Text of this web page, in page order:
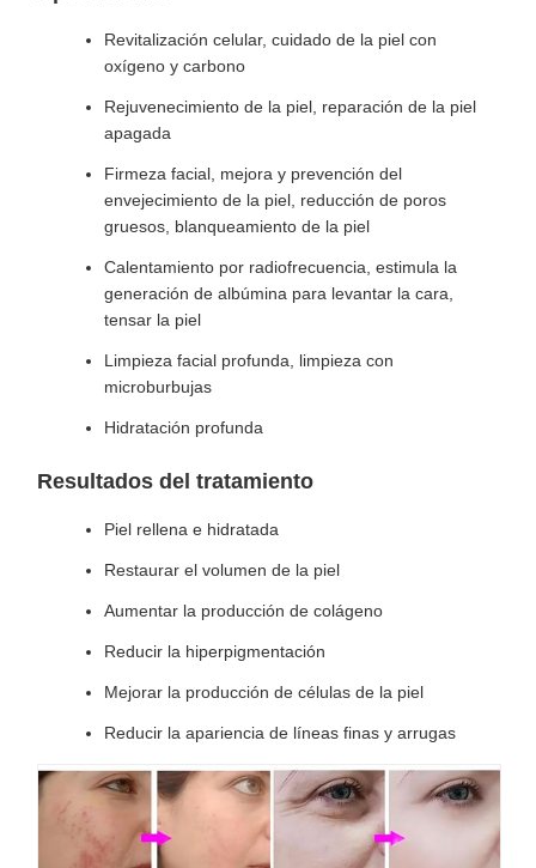
Revitalización celular, cuidado de la piel con
oxígeno y carbono
Rejuvenecimiento de la piel, reparación de la piel
apagada
Firmeza facial, mejora y prevención del
envejecimiento de la piel, reducción de poros
gruesos, blanqueamiento de la piel
Calentamiento por radiofrecuencia, estimula la
generación de albúmina para levantar la cara,
tensar la piel
Limpieza facial profunda, limpieza con
microburbujas
Hidratación profunda
Resultados del tratamiento
Piel rellena e hidratada
Restaurar el volumen de la piel
Aumentar la producción de colágeno
Reducir la hiperpigmentación
Mejorar la producción de células de la piel
Reducir la apariencia de líneas finas y arrugas